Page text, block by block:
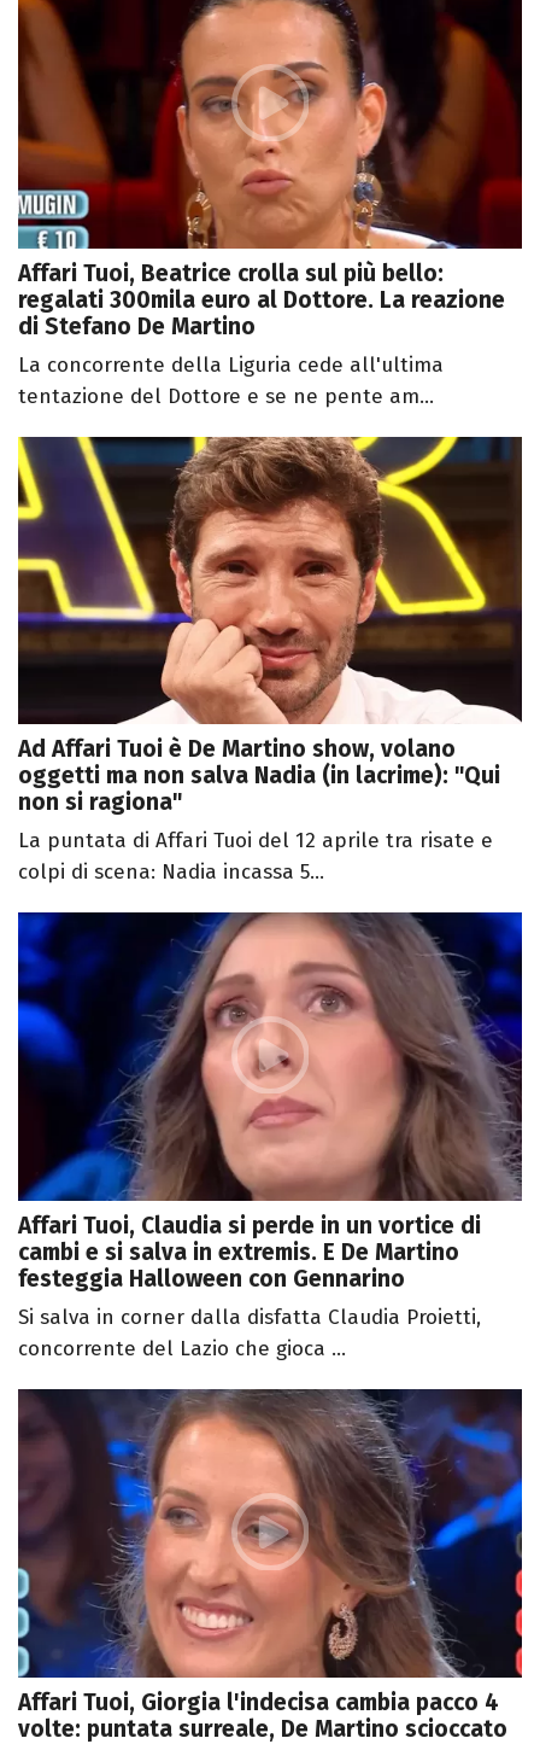
Affari Tuoi, Beatrice crolla sul più bello:
regalati 300mila euro al Dottore. La reazione
di Stefano De Martino
La concorrente della Liguria cede all'ultima
tentazione del Dottore e se ne pente am...
Ad Affari Tuoi è De Martino show, volano
oggetti ma non salva Nadia (in lacrime): "Qui
non si ragiona"
La puntata di Affari Tuoi del 12 aprile tra risate e
colpi di scena: Nadia incassa 5...
Affari Tuoi, Claudia si perde in un vortice di
cambi e si salva in extremis. E De Martino
festeggia Halloween con Gennarino
Si salva in corner dalla disfatta Claudia Proietti,
concorrente del Lazio che gioca ...
Affari Tuoi, Giorgia l'indecisa cambia pacco 4
volte: puntata surreale, De Martino scioccato